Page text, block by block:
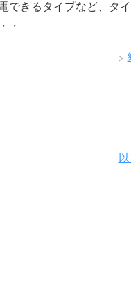
できるタイプなど、タ
・